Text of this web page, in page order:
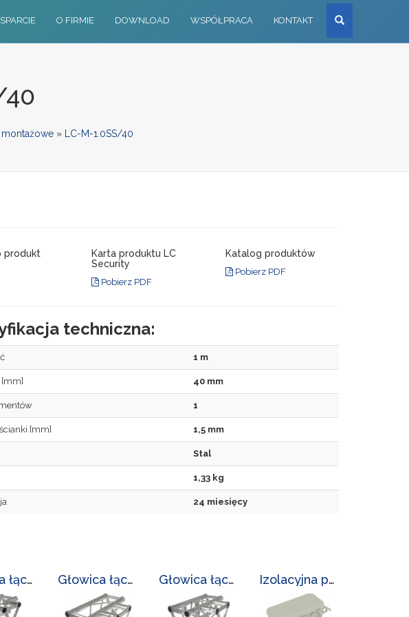
O FIRMIE DOWNLOAD WSPÓŁPRACA KONTAKT
40
» LC-M-1.0SS/40
produkt
Karta produktu LC
Security
Pobierz PDF
Katalog produktów
Pobierz PDF
techniczna:
1 m
40 mm
1
[mm] 1,5 mm
Stal
1,33 kg
24 miesięcy
Głowica łącząca LC-L-3300/GL-3/6 Głowica łącząca LC-L-3300/GL-3/8 Głowica łącząca LC-L-3300/GL-4/2 Izolacyjna puszka odgałęźna LC-PK-6